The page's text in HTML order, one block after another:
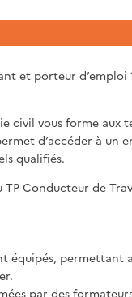
et porteur d’emploi
civil vous forme aux
d’accéder à un
qualifiés.
Conducteur de
équipés, permettant
par des